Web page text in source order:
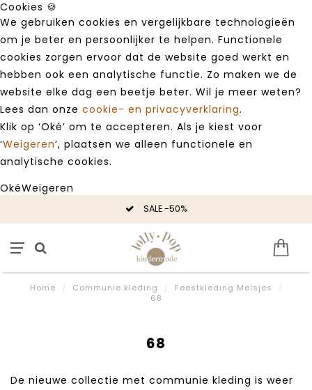
Cookies 🍪
We gebruiken cookies en vergelijkbare technologieën
om je beter en persoonlijker te helpen. Functionele
cookies zorgen ervoor dat de website goed werkt en
hebben ook een analytische functie. Zo maken we de
website elke dag een beetje beter. Wil je meer weten?
Lees dan onze cookie- en privacyverklaring.
Klik op ‘Oké’ om te accepteren. Als je kiest voor
‘Weigeren’, plaatsen we alleen functionele en
analytische cookies.
OkéWeigeren
SALE -50%
Home / Communie kleding / Feestkleding Meisjes
/
68
68
De nieuwe collectie met communie kleding is weer